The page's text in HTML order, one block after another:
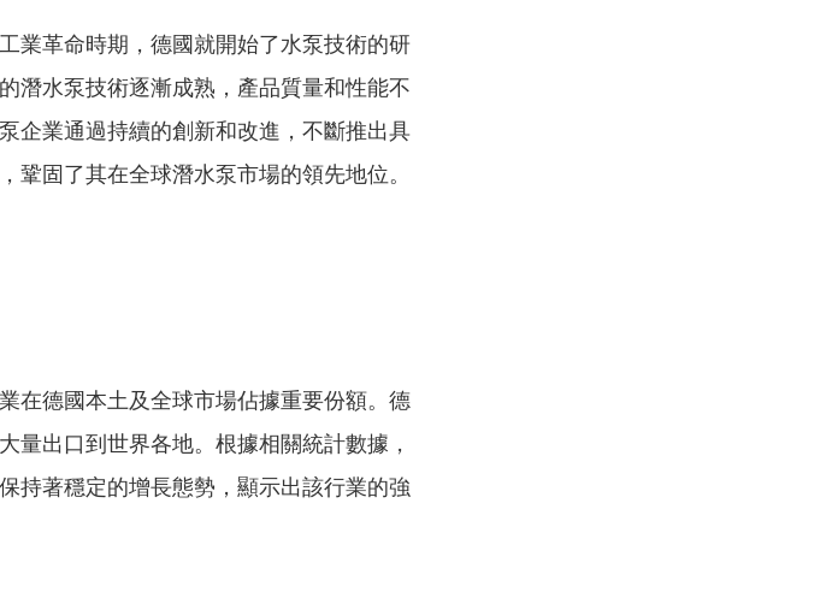
業革命時期，德國就開始了水泵技術的研
潛水泵技術逐漸成熟，產品質量和性能不
企業通過持續的創新和改進，不斷推出具
鞏固了其在全球潛水泵市場的領先地位。
在德國本土及全球市場佔據重要份額。德
量出口到世界各地。根據相關統計數據，
持著穩定的增長態勢，顯示出該行業的強